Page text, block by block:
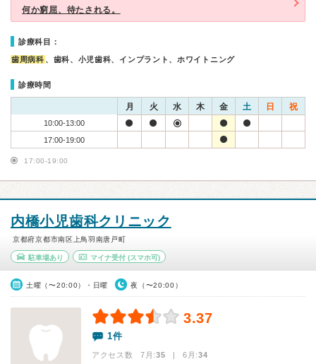
何か窮屈、待たされる。
診療科目：
歯周病科 、歯科、小児歯科、インプラント、ホワイトニング
診療時間
月 火 水 木 金 土 日 祝
10:00-13:00
17:00-19:00
17:00-19:00
内橋小児歯科クリニック
京都府京都市南区上鳥羽南唐戸町
駐車場あり マイナ受付(スマホ可)
土曜（〜20:00）・日曜 夜（〜20:00）
3.37
1件
アクセス数 7月:35 | 6月:34